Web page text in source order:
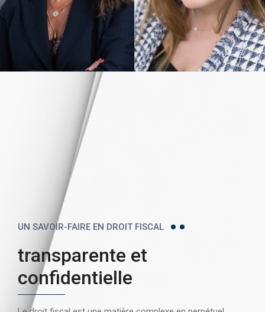
UN SAVOIR-FAIRE EN DROIT FISCAL
transparente et
confidentielle